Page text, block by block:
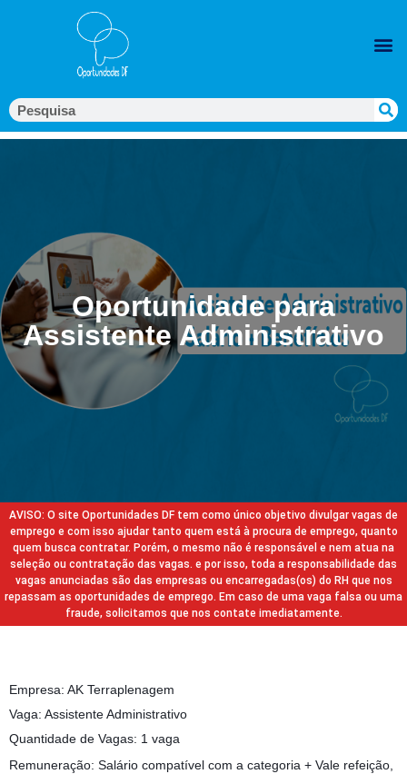
Oportunidade para
Assistente Administrativo
AVISO: O site Oportunidades DF tem como único objetivo divulgar vagas de
emprego e com isso ajudar tanto quem está à procura de emprego, quanto
quem busca contratar. Porém, o mesmo não é responsável e nem atua na
seleção ou contratação das vagas. e por isso, toda a responsabilidade das
vagas anunciadas são das empresas ou encarregadas(os) do RH que nos
repassam as oportunidades de emprego. Em caso de uma vaga falsa ou uma
fraude, solicitamos que nos contate imediatamente.
Empresa: AK Terraplenagem
Vaga: Assistente Administrativo
Quantidade de Vagas: 1 vaga
Remuneração: Salário compatível com a categoria + Vale refeição,